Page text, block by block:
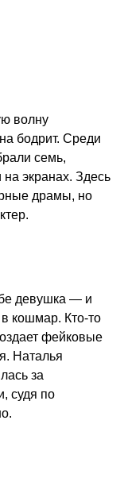
волну
бодрит. Среди
семь,
на экранах. Здесь
драмы, но
девушка — и
кошмар. Кто-то
фейковые
Наталья
за
судя по